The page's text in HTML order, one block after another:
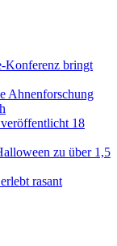
Konferenz bringt
Ahnenforschung
18
zu über 1,5
rasant